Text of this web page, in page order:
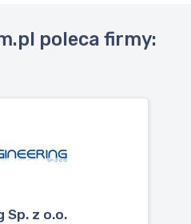
poleca firmy:
Sp. z o.o.